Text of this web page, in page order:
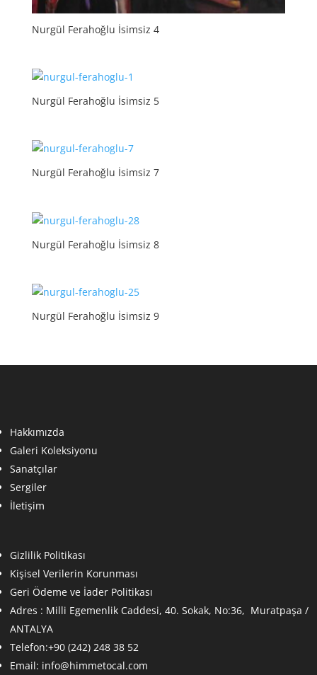
Nurgül Ferahoğlu İsimsiz 4
Nurgül Ferahoğlu İsimsiz 5
Nurgül Ferahoğlu İsimsiz 7
Nurgül Ferahoğlu İsimsiz 8
Nurgül Ferahoğlu İsimsiz 9
Hakkımızda
Galeri Koleksiyonu
Sanatçılar
Sergiler
İletişim
Gizlilik Politikası
Kişisel Verilerin Korunması
Geri Ödeme ve İader Politikası
Adres : Milli Egemenlik Caddesi, 40. Sokak, No:36, Muratpaşa /
ANTALYA
Telefon:+90 (242) 248 38 52
Email: info@himmetocal.com